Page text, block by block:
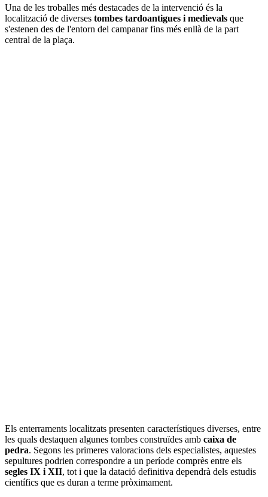
Una de les troballes més destacades de la intervenció és la
localització de diverses tombes tardoantigues i medievals que
s'estenen des de l'entorn del campanar fins més enllà de la part
central de la plaça.
Els enterraments localitzats presenten característiques diverses, entre
les quals destaquen algunes tombes construïdes amb caixa de
pedra. Segons les primeres valoracions dels especialistes, aquestes
sepultures podrien correspondre a un període comprès entre els
segles IX i XII, tot i que la datació definitiva dependrà dels estudis
científics que es duran a terme pròximament.